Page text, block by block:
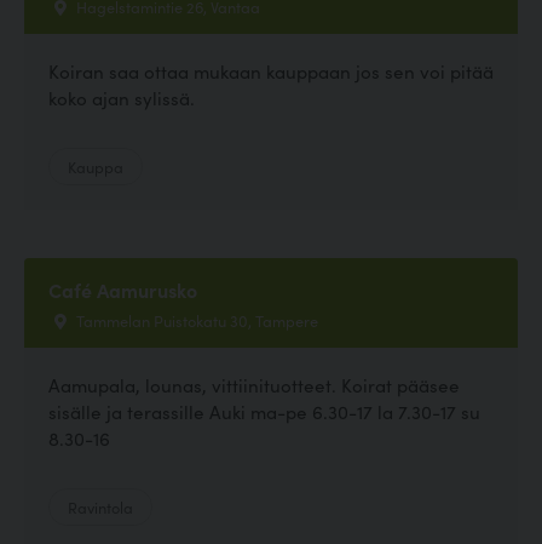
Hagelstamintie 26, Vantaa
Koiran saa ottaa mukaan kauppaan jos sen voi pitää
koko ajan sylissä.
Café Aamurusko
Tammelan Puistokatu 30, Tampere
Aamupala, lounas, vittiinituotteet. Koirat pääsee
sisälle ja terassille Auki ma-pe 6.30-17 la 7.30-17 su
8.30-16